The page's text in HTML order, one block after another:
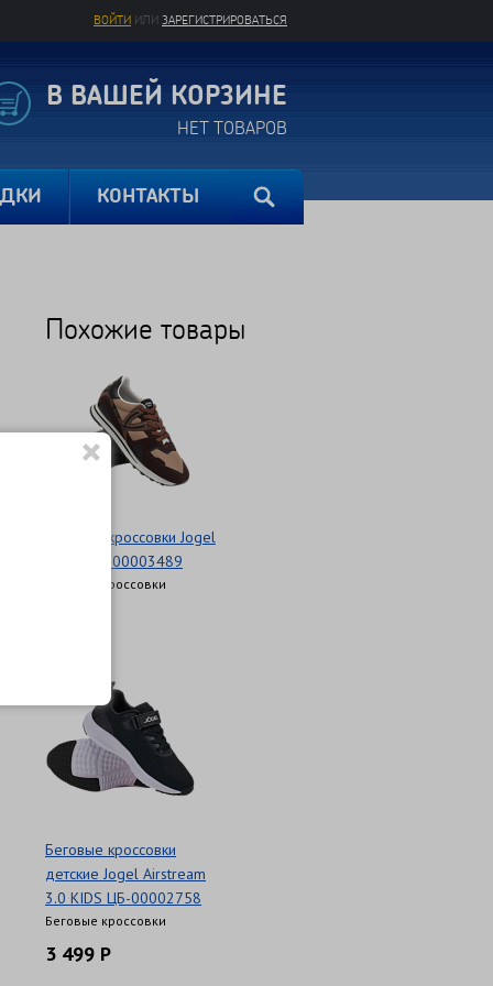
ВОЙТИ ИЛИ ЗАРЕГИСТРИРОВАТЬСЯ
В ВАШЕЙ КОРЗИНЕ
НЕТ ТОВАРОВ
КОНТАКТЫ
Похожие товары
Беговые кроссовки Jogel
Fiesta ЦБ-00003489
Беговые кроссовки
Беговые кроссовки
детские Jogel Airstream
3.0 KIDS ЦБ-00002758
Беговые кроссовки
3 499 Р